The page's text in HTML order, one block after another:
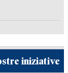
iniziative